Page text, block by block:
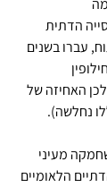
הדתית
עברו בשנים
האחיזה של
נחלשה).
מעיני
הלאומיים